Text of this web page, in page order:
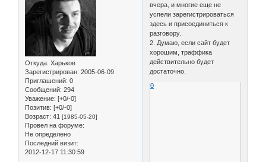
Откуда: Харьков
Зарегистрирован: 2005-06-09
Приглашений: 0
Сообщений: 294
Уважение: [+0/-0]
Позитив: [+0/-0]
Возраст: 41 [1985-05-20]
Провел на форуме:
Не определено
Последний визит:
2012-12-17 11:30:59
вчера, и многие еще не
успели зарегистрироваться
здесь и присоединиться к
разговору.
2. Думаю, если сайт будет
хорошим, траффика
действительно будет
достаточно.
0